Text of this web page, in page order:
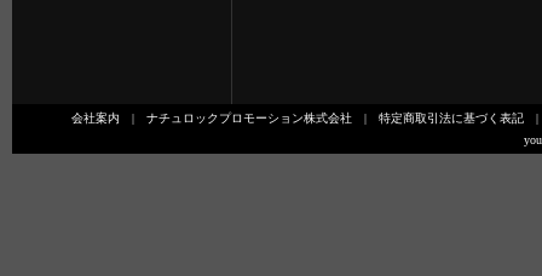
会社案内 ナチュロックプロモーション株式会社 特定商取引法に基づく表記